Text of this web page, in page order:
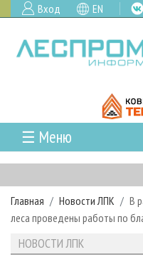
Вход EN
☰ Меню
ГЛАВНАЯ
РУБРИКИ И ТЕМЫ
РУБРИКИ ЖУРНАЛА
НОВОСТИ
ПРОЕКТЫ ЛПИ
Главная Новости ЛПК
В
леса проведены работы по
НОВОСТИ ЛПК